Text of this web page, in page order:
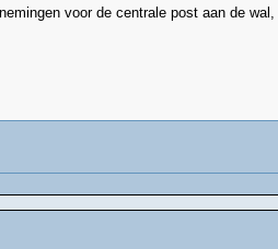
voor de centrale post aan de